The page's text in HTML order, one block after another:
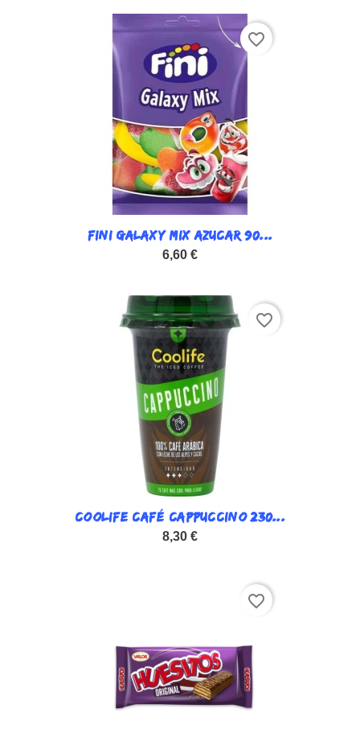
FINI GALAXY MIX AZUCAR 90...
6,60 €
favorite_border
COOLIFE CAFÉ CAPPUCCINO 230...
8,30 €
favorite_border
favorite_border